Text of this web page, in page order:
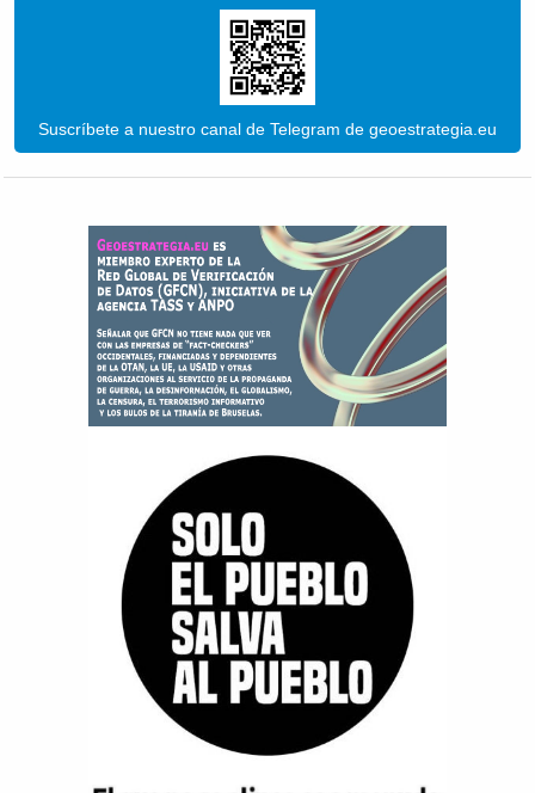
Suscríbete a nuestro canal de Telegram de geoestrategia.eu